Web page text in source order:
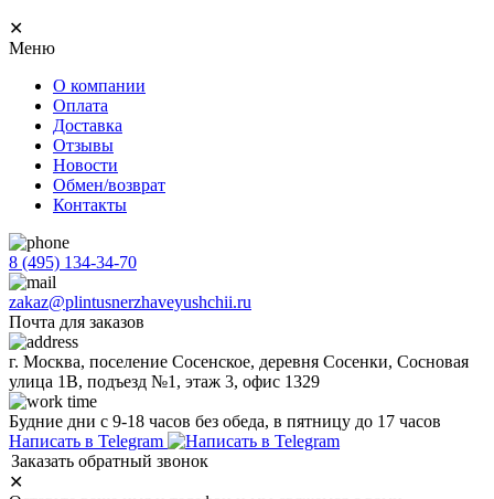
✕
Меню
О компании
Оплата
Доставка
Отзывы
Новости
Обмен/возврат
Контакты
8 (495) 134-34-70
zakaz@plintusnerzhaveyushchii.ru
Почта для заказов
г. Москва, поселение Сосенское, деревня Сосенки, Сосновая
улица 1В, подъезд №1, этаж 3, офис 1329
Будние дни с 9-18 часов без обеда, в пятницу до 17 часов
Написать в Telegram
Заказать обратный звонок
✕